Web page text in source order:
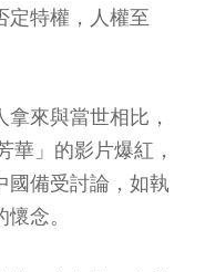
定特權，人權至
來與當世相比，
華」的影片爆紅，
國備受討論，如執
念。